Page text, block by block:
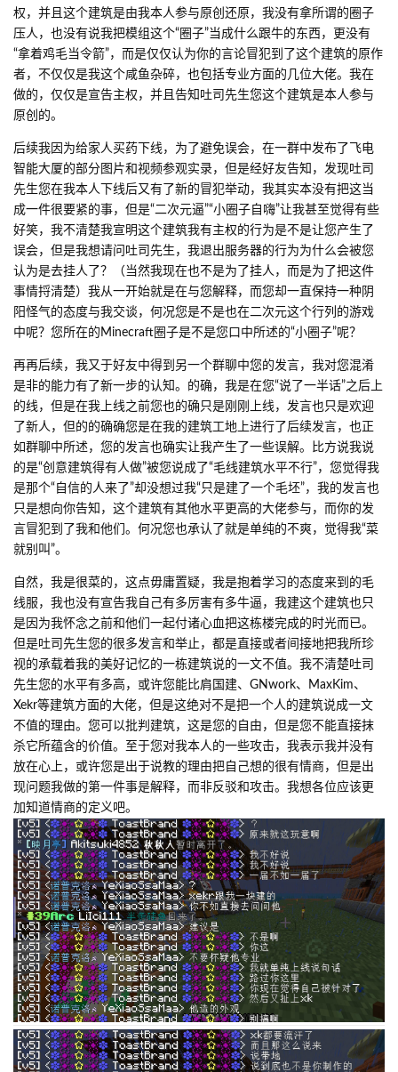
权，并且这个建筑是由我本人参与原创还原，我没有拿所谓的圈子
压人，也没有说我把模组这个“圈子”当成什么跟牛的东西，更没有
“拿着鸡毛当令箭”，而是仅仅认为你的言论冒犯到了这个建筑的原作
者，不仅仅是我这个咸鱼杂碎，也包括专业方面的几位大佬。我在
做的，仅仅是宣告主权，并且告知吐司先生您这个建筑是本人参与
原创的。
后续我因为给家人买药下线，为了避免误会，在一群中发布了飞电
智能大厦的部分图片和视频参观实录，但是经好友告知，发现吐司
先生您在我本人下线后又有了新的冒犯举动，我其实本没有把这当
成一件很要紧的事，但是“二次元逼”“小圈子自嗨”让我甚至觉得有些
好笑，我不清楚我宣明这个建筑我有主权的行为是不是让您产生了
误会，但是我想请问吐司先生，我退出服务器的行为为什么会被您
认为是去挂人了？（当然我现在也不是为了挂人，而是为了把这件
事情捋清楚）我从一开始就是在与您解释，而您却一直保持一种阴
阳怪气的态度与我交谈，何况您是不是也在二次元这个行列的游戏
中呢？您所在的Minecraft圈子是不是您口中所述的“小圈子”呢？
再再后续，我又于好友中得到另一个群聊中您的发言，我对您混淆
是非的能力有了新一步的认知。的确，我是在您“说了一半话”之后上
的线，但是在我上线之前您也的确只是刚刚上线，发言也只是欢迎
了新人，但的的确确您是在我的建筑工地上进行了后续发言，也正
如群聊中所述，您的发言也确实让我产生了一些误解。比方说我说
的是“创意建筑得有人做”被您说成了“毛线建筑水平不行”，您觉得我
是那个“自信的人来了”却没想过我“只是建了一个毛坯”，我的发言也
只是想向你告知，这个建筑有其他水平更高的大佬参与，而你的发
言冒犯到了我和他们。何况您也承认了就是单纯的不爽，觉得我“菜
就别叫”。
自然，我是很菜的，这点毋庸置疑，我是抱着学习的态度来到的毛
线服，我也没有宣告我自己有多厉害有多牛逼，我建这个建筑也只
是因为我怀念之前和他们一起付诸心血把这栋楼完成的时光而已。
但是吐司先生您的很多发言和举止，都是直接或者间接地把我所珍
视的承载着我的美好记忆的一栋建筑说的一文不值。我不清楚吐司
先生您的水平有多高，或许您能比肩国建、GNwork、MaxKim、
Xekr等建筑方面的大佬，但是这绝对不是把一个人的建筑说成一文
不值的理由。您可以批判建筑，这是您的自由，但是您不能直接抹
杀它所蕴含的价值。至于您对我本人的一些攻击，我表示我并没有
放在心上，或许您是出于说教的理由把自己想的很有情商，但是出
现问题我做的第一件事是解释，而非反驳和攻击。我想各位应该更
加知道情商的定义吧。